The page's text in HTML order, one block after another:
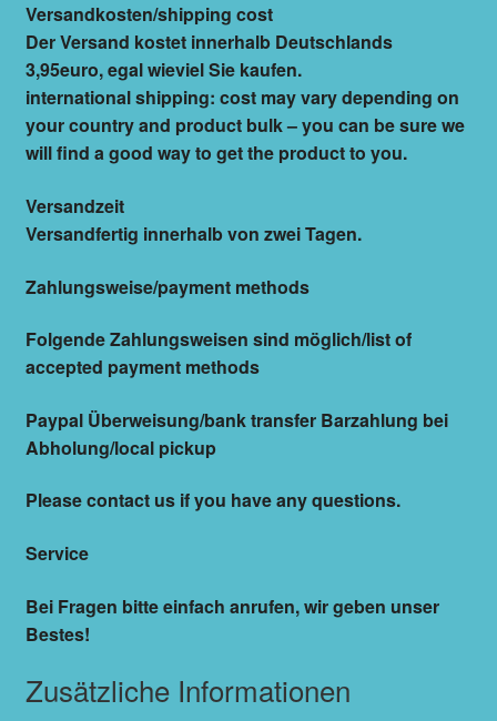
Versandkosten/shipping cost
Der Versand kostet innerhalb Deutschlands
3,95euro, egal wieviel Sie kaufen.
international shipping: cost may vary depending on
your country and product bulk – you can be sure we
will find a good way to get the product to you.
Versandzeit
Versandfertig innerhalb von zwei Tagen.
Zahlungsweise/payment methods
Folgende Zahlungsweisen sind möglich/list of
accepted payment methods
Paypal Überweisung/bank transfer Barzahlung bei
Abholung/local pickup
Please contact us if you have any questions.
Service
Bei Fragen bitte einfach anrufen, wir geben unser
Bestes!
Zusätzliche Informationen